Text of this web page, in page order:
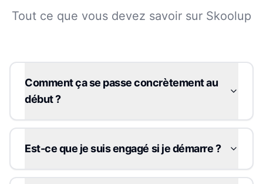
Tout ce que vous devez savoir sur Skoolup
Comment ça se passe concrètement au
début ?
Est-ce que je suis engagé si je démarre ?